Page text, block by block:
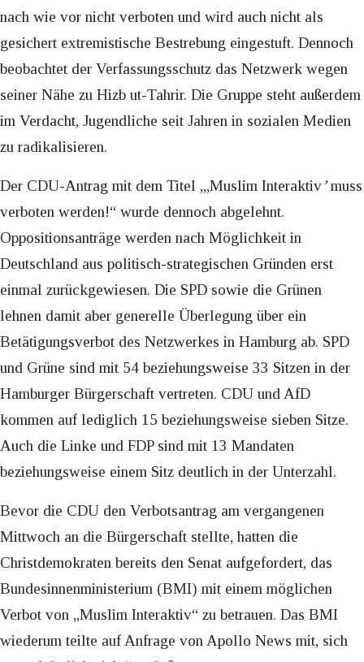
nach wie vor nicht verboten und wird auch nicht als
gesichert extremistische Bestrebung eingestuft. Dennoch
beobachtet der Verfassungsschutz das Netzwerk wegen
seiner Nähe zu Hizb ut-Tahrir. Die Gruppe steht außerdem
im Verdacht, Jugendliche seit Jahren in sozialen Medien
zu radikalisieren.
Der CDU-Antrag mit dem Titel „,Muslim Interaktiv’muss
verboten werden!“ wurde dennoch abgelehnt.
Oppositionsanträge werden nach Möglichkeit in
Deutschland aus politisch-strategischen Gründen erst
einmal zurückgewiesen. Die SPD sowie die Grünen
lehnen damit aber generelle Überlegung über ein
Betätigungsverbot des Netzwerkes in Hamburg ab. SPD
und Grüne sind mit 54 beziehungsweise 33 Sitzen in der
Hamburger Bürgerschaft vertreten. CDU und AfD
kommen auf lediglich 15 beziehungsweise sieben Sitze.
Auch die Linke und FDP sind mit 13 Mandaten
beziehungsweise einem Sitz deutlich in der Unterzahl.
Bevor die CDU den Verbotsantrag am vergangenen
Mittwoch an die Bürgerschaft stellte, hatten die
Christdemokraten bereits den Senat aufgefordert, das
Bundesinnenministerium (BMI) mit einem möglichen
Verbot von „Muslim Interaktiv“ zu betrauen. Das BMI
wiederum teilte auf Anfrage von Apollo News mit, sich